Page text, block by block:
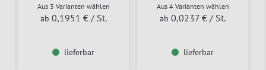
Aus 3 Varianten wählen
ab 0,1951 € / St.
lieferbar
Aus 4 Varianten wählen
ab 0,0237 € / St.
lieferbar